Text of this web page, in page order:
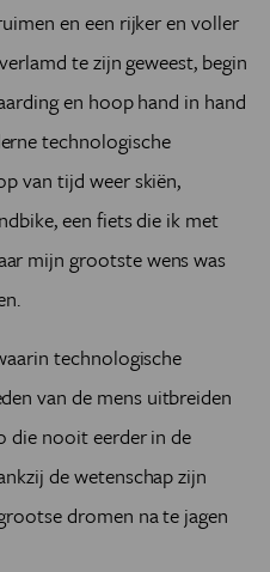
en een rijker en voller
te zijn geweest, begin
en hoop hand in hand
technologische
van tijd weer skiën,
een fiets die ik met
mijn grootste wens was
technologische
van de mens uitbreiden
die nooit eerder in de
de wetenschap zijn
dromen na te jagen